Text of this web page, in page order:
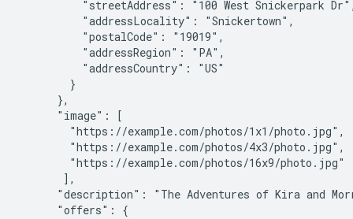
"streetAddress": "100 West Snickerpark
          "addressLocality": "Snickertown",
          "postalCode": "19019",
          "addressRegion": "PA",
          "addressCountry": "US"
        }
      },
      "image": [
        "https://example.com/photos/1x1/photo.jpg",
        "https://example.com/photos/4x3/photo.jpg",
        "https://example.com/photos/16x9/photo.jpg"
       ],
"description": "The Adventures of Kira and
      "offers": {